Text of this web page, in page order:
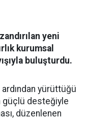
yeni
kurumsal
buluşturdu.
yürüttüğü
güçlü desteğiyle
düzenlenen